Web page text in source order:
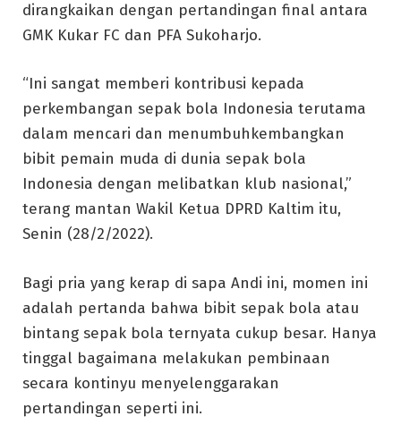
dirangkaikan dengan pertandingan final antara
GMK Kukar FC dan PFA Sukoharjo.
“Ini sangat memberi kontribusi kepada
perkembangan sepak bola Indonesia terutama
dalam mencari dan menumbuhkembangkan
bibit pemain muda di dunia sepak bola
Indonesia dengan melibatkan klub nasional,”
terang mantan Wakil Ketua DPRD Kaltim itu,
Senin (28/2/2022).
Bagi pria yang kerap di sapa Andi ini, momen ini
adalah pertanda bahwa bibit sepak bola atau
bintang sepak bola ternyata cukup besar. Hanya
tinggal bagaimana melakukan pembinaan
secara kontinyu menyelenggarakan
pertandingan seperti ini.